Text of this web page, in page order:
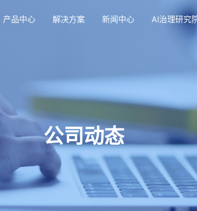
产品中心 解决方案 新闻中心 AI治理研究
公司动态